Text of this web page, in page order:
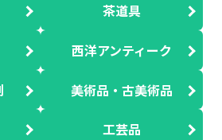
茶道具
西洋アンティーク
美術品・古美術品
工芸品